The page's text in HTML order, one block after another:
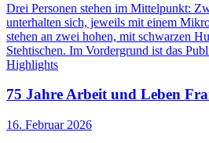
Highlights
75 Jahre Arbeit und Leben
16. Februar 2026